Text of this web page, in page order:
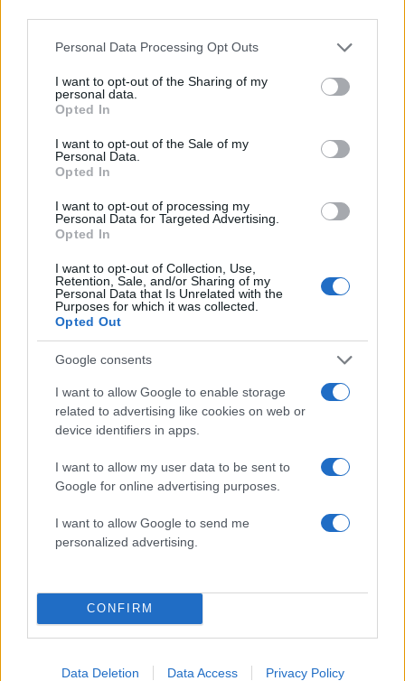
Please note that this website/app uses one or more Google
not limited to your visit or usage behaviour. You may click to
grant or deny consent to Google and its third-party tags to
use your data for below specified purposes in below Google
consent section.
Personal Data Processing Opt Outs
I want to opt-out of the Sharing of my
personal data.
Opted In
I want to opt-out of the Sale of my
Personal Data.
Opted In
I want to opt-out of processing my
Personal Data for Targeted Advertising.
Opted In
I want to opt-out of Collection, Use,
Retention, Sale, and/or Sharing of my
Personal Data that Is Unrelated with the
Purposes for which it was collected.
Opted Out
Google consents
I want to allow Google to enable storage
related to advertising like cookies on web or
device identifiers in apps.
I want to allow my user data to be sent to
Google for online advertising purposes.
I want to allow Google to send me
personalized advertising.
CONFIRM
Data Deletion Data Access Privacy Policy
19:43 20.12.19
Δώνης: “Η κριτική από το πληκτρολόγιο δεν
είναι εποικοδομητική! Παίζουμε μπροστά σε
10:3312.11.19
Tα λόγια του Δώνη
στο ημίχρονο που
οδήγησαν στη μεγάλη
ανατροπή!
12:4808.11.19
Με συνταγή…
ΔΙΑΦΗΜΙΣΗ